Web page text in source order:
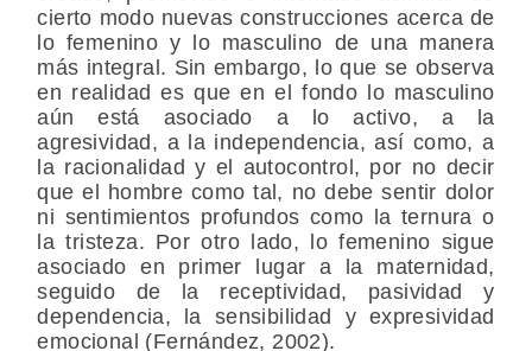
cierto modo nuevas construcciones acerca de
lo femenino y lo masculino de una manera
más integral. Sin embargo, lo que se observa
en realidad es que en el fondo lo masculino
aún está asociado a lo activo, a la
agresividad, a la independencia, así como, a
la racionalidad y el autocontrol, por no decir
que el hombre como tal, no debe sentir dolor
ni sentimientos profundos como la ternura o
la tristeza. Por otro lado, lo femenino sigue
asociado en primer lugar a la maternidad,
seguido de la receptividad, pasividad y
dependencia, la sensibilidad y expresividad
emocional (Fernández, 2002).